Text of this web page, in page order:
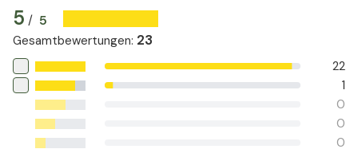
5 / 5
Gesamtbewertungen: 23
22
1
0
0
0